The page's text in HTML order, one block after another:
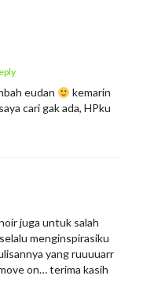
eudan
kemarin
cari gak ada, HPku
juga untuk salah
menginspirasiku
yang ruuuuarr
on… terima kasih